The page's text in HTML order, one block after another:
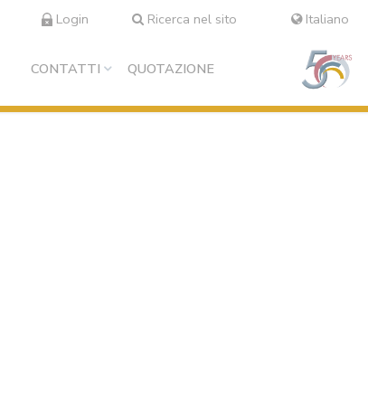
Login Ricerca nel sito Italiano
CONTATTI QUOTAZIONE